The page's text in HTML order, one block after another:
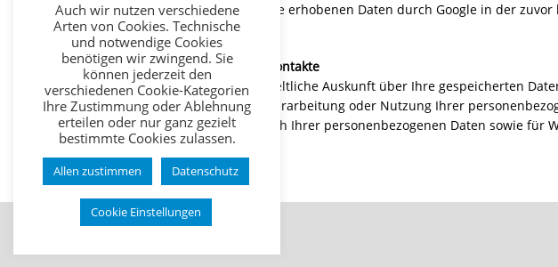
mit der Bearbeitung der über Sie erhobenen Daten durch Google in der
Zweck einverstanden.
4. Weitere Informationen und Kontakte
Sie haben ein Recht auf unentgeltliche Auskunft über Ihre gespeicherten
weitere Fragen zur Erhebung, Verarbeitung oder Nutzung Ihrer
erichtigungswünsche hinsichtlich Ihrer personenbezogenen Daten sowie für
Auch wir nutzen verschiedene
Arten von Cookies. Technische
und notwendige Cookies
benötigen wir zwingend. Sie
können jederzeit den
verschiedenen Cookie-Kategorien
Ihre Zustimmung oder Ablehnung
erteilen oder nur ganz gezielt
bestimmte Cookies zulassen.
Allen zustimmen Datenschutz
Cookie Einstellungen